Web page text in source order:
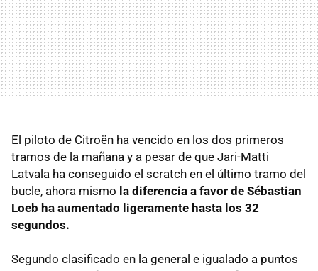
El piloto de Citroën ha vencido en los dos primeros
tramos de la mañana y a pesar de que Jari-Matti
Latvala ha conseguido el scratch en el último tramo del
bucle, ahora mismo la diferencia a favor de Sébastian
Loeb ha aumentado ligeramente hasta los 32
segundos.
Segundo clasificado en la general e igualado a puntos